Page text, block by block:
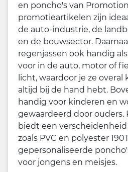
en poncho's van
promotieartikelen zijn
de auto-industrie, de
en de bouwsector.
regenjassen ook handig
voor in de auto, motor of
licht, waardoor je ze
altijd bij de hand hebt.
handig voor kinderen en
gewaardeerd door ouders.
biedt een
zoals PVC en polyester
gepersonaliseerde
voor jongens en meisjes.